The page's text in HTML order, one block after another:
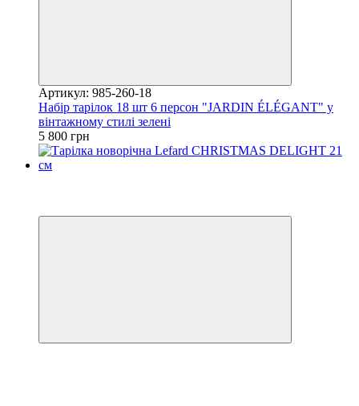
Артикул: 985-260-18
Набір тарілок 18 шт 6 персон "JARDIN ÉLÉGANT" у
вінтажному стилі зелені
5 800 грн